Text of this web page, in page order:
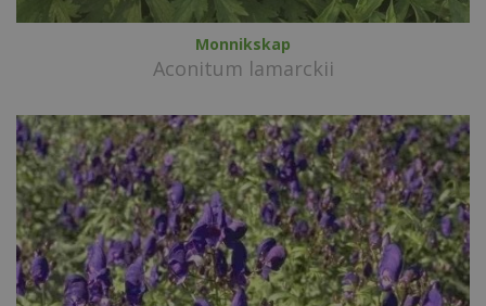
Monnikskap
Aconitum lamarckii